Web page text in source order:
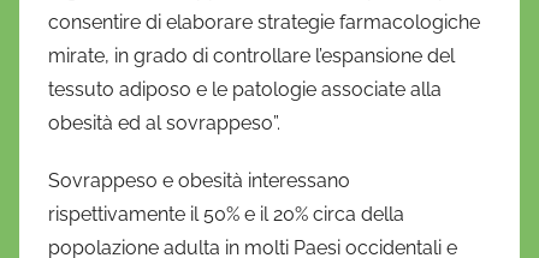
consentire di elaborare strategie farmacologiche
mirate, in grado di controllare l’espansione del
tessuto adiposo e le patologie associate alla
obesità ed al sovrappeso”.
Sovrappeso e obesità interessano
rispettivamente il 50% e il 20% circa della
popolazione adulta in molti Paesi occidentali e